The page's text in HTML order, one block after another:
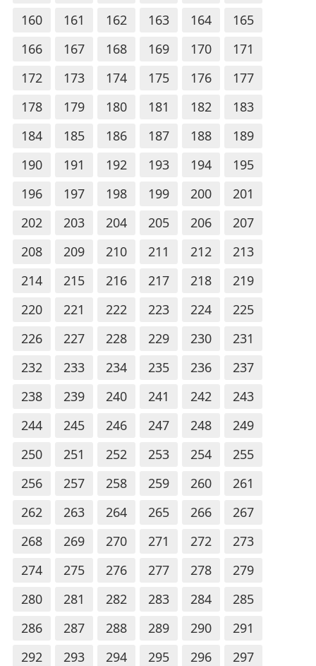
160
161 162 163 164
165
166
167 168 169 170
171
172
173 174 175 176
177
178
179 180 181 182
183
184
185 186 187 188
189
190
191 192 193 194
195
196
197 198 199 200
201
202
203 204 205 206
207
208
209 210 211 212
213
214
215 216 217 218
219
220
221 222 223 224
225
226
227 228 229 230
231
232
233 234 235 236
237
238
239 240 241 242
243
244
245 246 247 248
249
250
251 252 253 254
255
256
257 258 259 260
261
262
263 264 265 266
267
268
269 270 271 272
273
274
275 276 277 278
279
280
281 282 283 284
285
286
287 288 289 290
291
292
293 294 295 296
297